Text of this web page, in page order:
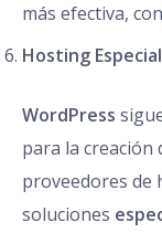
más efectiva, con
Hosting
WordPress
para la creación
proveedores de
soluciones